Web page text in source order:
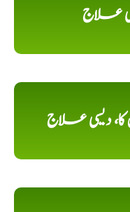
علاج
دیسی علاج